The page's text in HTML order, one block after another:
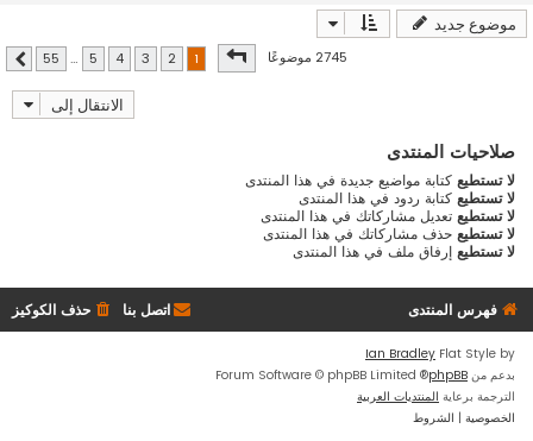
موضوع جديد
2745 موضوعًا صفحة1 من55
2
3
4
5
…
55 التالي
الانتقال إلى
صلاحيات المنتدى
لا تستطيعكتابة مواضيع جديدة في هذا المنتدى
لا تستطيعكتابة ردود في هذا المنتدى
لا تستطيعتعديل مشاركاتك في هذا المنتدى
لا تستطيعحذف مشاركاتك في هذا المنتدى
لا تستطيعإرفاق ملف في هذا المنتدى
فهرس المنتدى حذف الكوكيز اتصل بنا
Flat Style by
Ian Bradley
بدعم منphpBB
® Forum Software © phpBB Limited
الترجمة برعايةالمنتديات العربية
الخصوصية| الشروط